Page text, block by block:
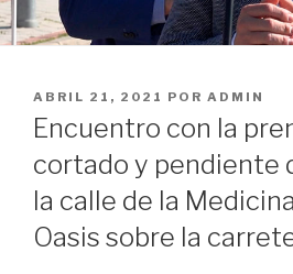
PUBLICADO
EL
ABRIL 21, 2021 POR ADMIN
Encuentro con la
cortado y pendiente
la calle de la
Oasis sobre la